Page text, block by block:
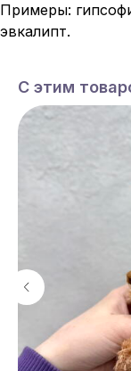
Примеры:
эвкалипт.
С этим